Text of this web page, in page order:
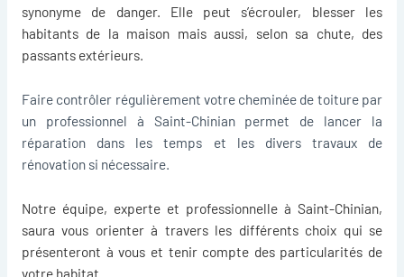
synonyme de danger. Elle peut s’écrouler, blesser les
habitants de la maison mais aussi, selon sa chute, des
passants extérieurs.
Faire contrôler régulièrement votre cheminée de toiture par
un professionnel à Saint-Chinian permet de lancer la
réparation dans les temps et les divers travaux de
rénovation si nécessaire.
Notre équipe, experte et professionnelle à Saint-Chinian,
saura vous orienter à travers les différents choix qui se
présenteront à vous et tenir compte des particularités de
votre habitat.